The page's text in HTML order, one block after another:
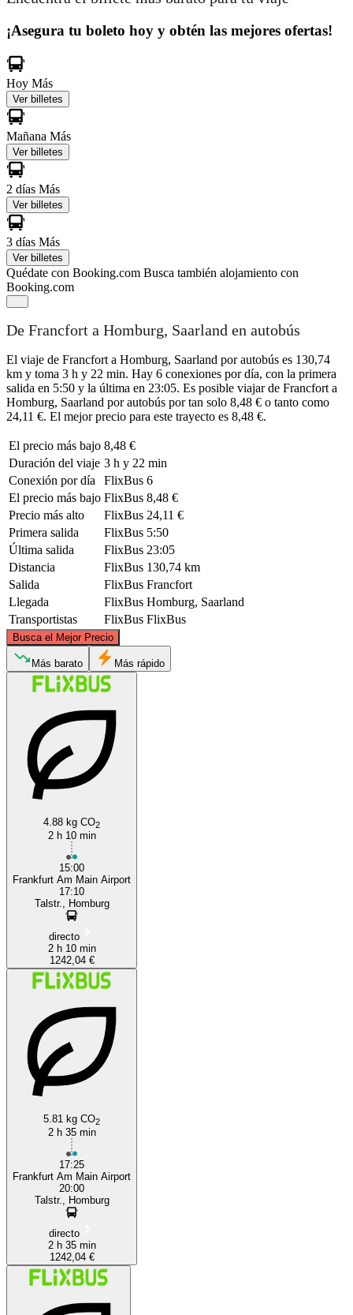
¡Asegura tu boleto hoy y obtén las mejores ofertas!
Hoy Más
Ver billetes
Mañana Más
Ver billetes
2 días Más
Ver billetes
3 días Más
Ver billetes
Quédate con Booking.com Busca también alojamiento con
Booking.com
De Francfort a Homburg, Saarland en autobús
El viaje de Francfort a Homburg, Saarland por autobús es 130,74
km y toma 3 h y 22 min. Hay 6 conexiones por día, con la primera
salida en 5:50 y la última en 23:05. Es posible viajar de Francfort a
Homburg, Saarland por autobús por tan solo 8,48 € o tanto como
24,11 €. El mejor precio para este trayecto es 8,48 €.
El precio más bajo 8,48 €
Duración del viaje 3 h y 22 min
Conexión por día
FlixBus 6
El precio más bajo FlixBus 8,48 €
Precio más alto
FlixBus 24,11 €
Primera salida
FlixBus 5:50
Última salida
FlixBus 23:05
Distancia
FlixBus 130,74 km
Salida
FlixBus Francfort
Llegada
FlixBus Homburg, Saarland
Transportistas
FlixBus FlixBus
Busca el Mejor Precio
Homburg
©
Más barato Más rápido
4.88 kg CO2
2 h 10 min
15:00
Frankfurt Am Main Airport
17:10
Talstr., Homburg
directo
2 h 10 min
1242,04 €
5.81 kg CO2
2 h 35 min
17:25
Frankfurt Am Main Airport
20:00
Talstr., Homburg
directo
2 h 35 min
1242,04 €